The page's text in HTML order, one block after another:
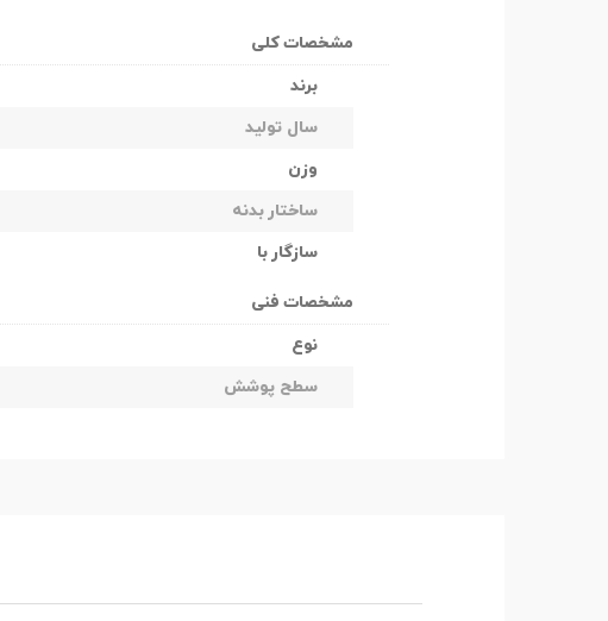
مشخصات کلی
برند
سال تولید
وزن
ساختار بدنه
سازگار با
مشخصات فنی
نوع
سطح پوشش